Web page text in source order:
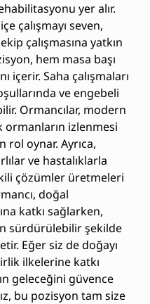
yer alır.
çalışmayı seven,
çalışmasına yatkın
hem masa başı
içerir. Saha çalışmaları
ve engebeli
Ormancılar, modern
izlenmesi
oynar. Ayrıca,
ve hastalıklarla
çözümler üretmeleri
doğal
katkı sağlarken,
sürdürülebilir şekilde
Eğer siz de doğayı
ilkelerine katkı
geleceğini güvence
bu pozisyon tam size